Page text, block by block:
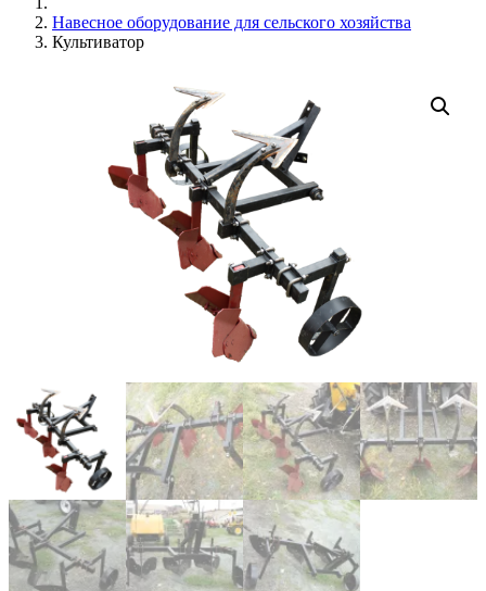
Навесное оборудование для сельского хозяйства
Культиватор